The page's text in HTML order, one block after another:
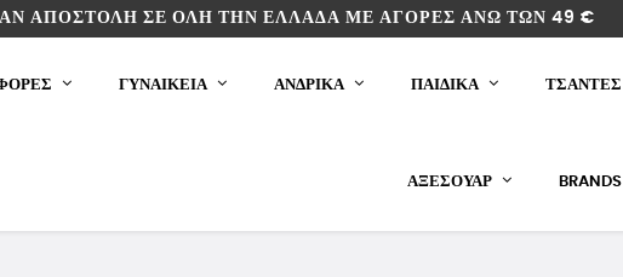
ΑΠΟΣΤΟΛΉ ΣΕ ΌΛΗ ΤΗΝ ΕΛΛΆΔΑ ΜΕ ΑΓΟΡΈΣ ΆΝΩ ΤΩΝ 49 €
ΓΥΝΑΙΚΕΙΑ ΑΝΔΡΙΚΑ ΠΑΙΔΙΚΆ ΤΣΑΝΤΕΣ
ΑΞΕΣΟΥΆΡ BRANDS